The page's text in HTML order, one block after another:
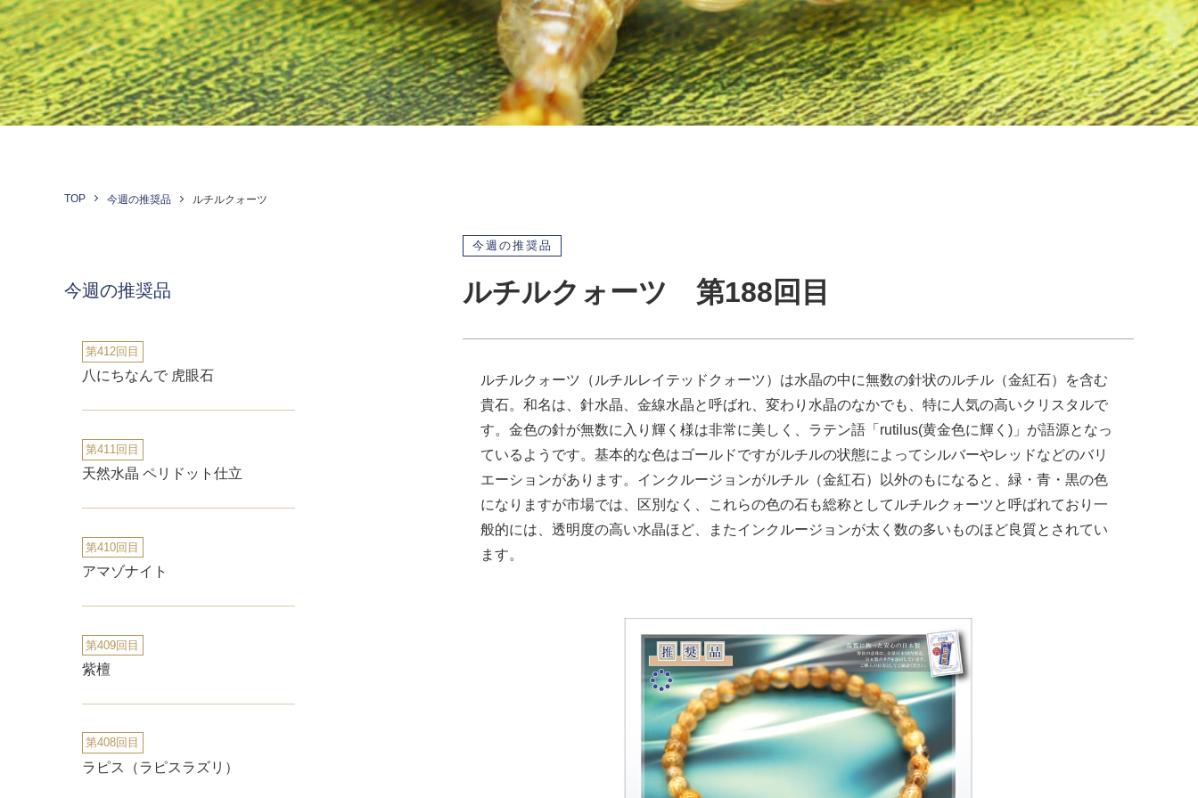
TOP 今週の推奨品 ルチルクォーツ
今週の推奨品
ルチルクォーツ 第188回目
ルチルクォーツ（ルチルレイテッドクォーツ）は水晶の中に無数の針状のルチル（金紅石）を含む
貴石。和名は、針水晶、金線水晶と呼ばれ、変わり水晶のなかでも、特に人気の高いクリスタルで
す。金色の針が無数に入り輝く様は非常に美しく、ラテン語「rutilus(黄金色に輝く)」が語源となっ
ているようです。基本的な色はゴールドですがルチルの状態によってシルバーやレッドなどのバリ
エーションがあります。インクルージョンがルチル（金紅石）以外のもになると、緑・青・黒の色
になりますが市場では、区別なく、これらの色の石も総称としてルチルクォーツと呼ばれており一
般的には、透明度の高い水晶ほど、またインクルージョンが太く数の多いものほど良質とされてい
ます。
今週の推奨品
第412回目
八にちなんで 虎眼石
第411回目
天然水晶 ペリドット仕立
第410回目
アマゾナイト
第409回目
紫檀
第408回目
ラピス（ラピスラズリ）